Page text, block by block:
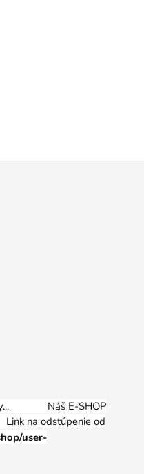
Náš E-SHOP
Link na odstúpenie od
user-